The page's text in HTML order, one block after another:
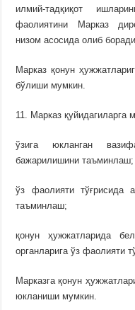
илмий-тадқиқот
фаолиятини Марказ
низом асосида олиб
Марказ қонун
бўлиши мумкин.
11. Марказ қуйидагиларга
ўзига юкланган
бажарилишини таъминлаш;
ўз фаолияти тўғрисида
таъминлаш;
қонун ҳужжатларида
органларига ўз фаолияти
Марказга қонун
юкланиши мумкин.